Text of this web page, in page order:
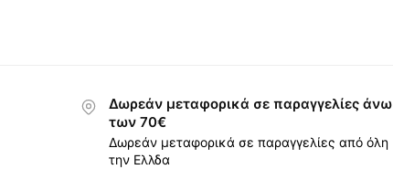
Δωρεάν μεταφορικά σε παραγγελίες άνω
των 70€
Δωρεάν μεταφορικά σε παραγγελίες από όλη
την Ελλδα